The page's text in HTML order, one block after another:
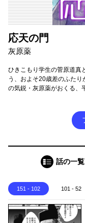
応天の門
灰原薬
ひきこもり学生の菅原道
う、およそ20歳差のふた
の気鋭・灰原薬がおくる、
話の一覧
151 - 102 101 - 52